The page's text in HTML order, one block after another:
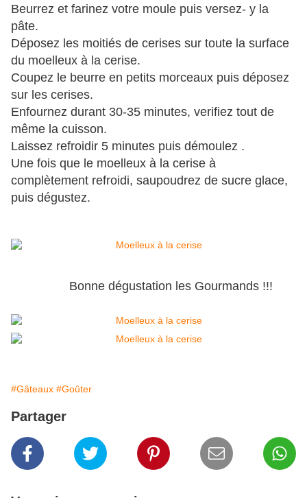
Beurrez et farinez votre moule puis versez- y la
pâte.
Déposez les moitiés de cerises sur toute la surface
du moelleux à la cerise.
Coupez le beurre en petits morceaux puis déposez
sur les cerises.
Enfournez durant 30-35 minutes, verifiez tout de
même la cuisson.
Laissez refroidir 5 minutes puis démoulez .
Une fois que le moelleux à la cerise à
complètement refroidi, saupoudrez de sucre glace,
puis dégustez.
Bonne dégustation les Gourmands !!!
#Gâteaux #Goûter
Partager